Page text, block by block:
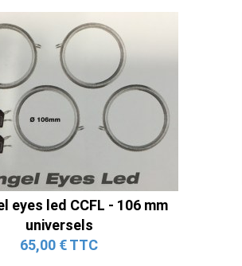
eyes led CCFL - 106 mm
universels
65,00 € TTC